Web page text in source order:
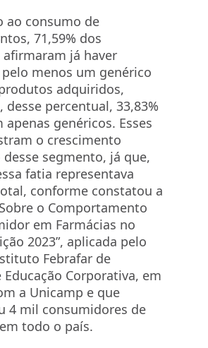
ao consumo de
71,59% dos
já haver
menos um genérico
adquiridos,
desse percentual, 33,83%
genéricos. Esses
o crescimento
segmento, já que,
fatia representava
conforme constatou a
o Comportamento
em Farmácias no
2023”, aplicada pelo
Febrafar de
Educação Corporativa, em
a Unicamp e que
4 mil consumidores de
todo o país.